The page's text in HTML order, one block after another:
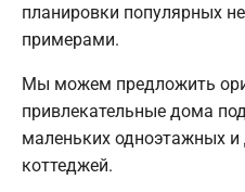
планировки популярных
примерами.
Мы можем предложить
привлекательные дома
маленьких одноэтажных
коттеджей.